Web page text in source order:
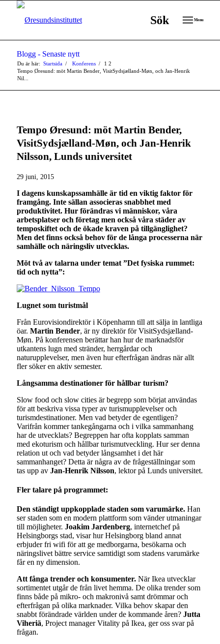
Sök Menu
Blogg - Senaste nytt
Du är här: Startsida 1
/ Konferens 2
/
Tempo Øresund: möt Martin Bender, VisitSydsjælland-Møn, och Jan-Henrik
Nil...
Tempo Øresund: möt Martin Bender,
VisitSydsjælland-Møn, och Jan-Henrik
Nilsson, Lunds universitet
29 juni, 2015
I dagens kunskapssamhälle är tid en viktig faktor för
framgång. Inte sällan associeras snabbhet med
produktivitet. Hur förändras vi människor, våra
arbetsplatser och företag men också våra städer av
temposkiftet och de ökade kraven på tillgänglighet?
Men det finns också behov för de långa processerna när
samhälle och näringsliv utvecklas.
Möt två av talarna under temat ”Det fysiska rummet:
tid och nytta”:
Lugnet som turistmål
Från Eurovisiondirektör i Köpenhamn till att sälja in lantliga
öar. Martin Bender, är ny direktör för VisitSydsjælland-
Møn. På konferensen berättar han hur de marknadsför
utkantens lugn med stränder, herrgårdar och
naturupplevelser, men även hur efterfrågan ändras när allt
fler söker en aktiv semester.
Långsamma destinationer för hållbar turism?
Slow food och slow cities är begrepp som börjat användas
för att beskriva vissa typer av turismupplevelser och
turismdestinationer. Men vad betyder de egentligen?
Varifrån kommer tankegångarna och i vilka sammanhang
har de utvecklats? Begreppen har ofta kopplats samman
med ekoturism och hållbar turismutveckling. Hur ser denna
relation ut och vad betyder långsamhet i det här
sammanhanget? Detta är några av de frågeställningar som
tas upp av Jan-Henrik Nilsson, lektor på Lunds universitet.
Fler talare på programmet:
Den ständigt uppkopplade staden som varumärke.Han
ser staden som en modern plattform som vänder utmaningar
till möjligheter. Joakim Jardenberg, internetchef på
Helsingborgs stad, visar hur Helsingborg bland annat
erbjuder fri wifi för att ge medborgarna, besökarna och
näringslivet bättre service samtidigt som stadens varumärke
får en ny dimension.
Att fånga trender och konsumenter. När Ikea utvecklar
sortimentet utgår de från livet hemma. De olika trender som
finns både på mikro- och makronivå samt drömmar och
efterfrågan på olika marknader. Vilka behov skapar den
snabbt förändrade världen under de kommande åren? Jutta
Viheriä, Project manager Vitality på Ikea, ger oss svar på
frågan.